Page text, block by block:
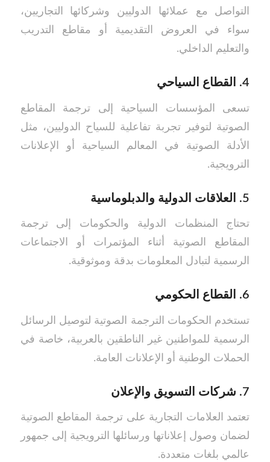
التواصل مع عملائها الدوليين وشركائها التجاريين،
سواء في العروض التقديمية أو مقاطع التدريب
والتعليم الداخلي.
4. القطاع السياحي
تسعى المؤسسات السياحية إلى ترجمة المقاطع
الصوتية لتوفير تجربة تفاعلية للسياح الدوليين، مثل
الأدلة الصوتية في المعالم السياحية أو الإعلانات
الترويجية.
5. العلاقات الدولية والدبلوماسية
تحتاج المنظمات الدولية والحكومات إلى ترجمة
المقاطع الصوتية أثناء المؤتمرات أو الاجتماعات
الرسمية لتبادل المعلومات بدقة وموثوقية.
6. القطاع الحكومي
تستخدم الحكومات الترجمة الصوتية لتوصيل الرسائل
الرسمية للمواطنين غير الناطقين بالعربية، خاصة في
الحملات الوطنية أو الإعلانات العامة.
7. شركات التسويق والإعلان
تعتمد العلامات التجارية على ترجمة المقاطع الصوتية
لضمان وصول إعلاناتها ورسائلها الترويجية إلى جمهور
عالمي بلغات متعددة.